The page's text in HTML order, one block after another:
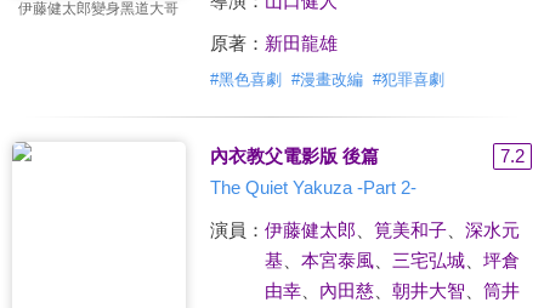
伊藤健太郎變身黑道大哥
原著： 新田龍雄
#黑色喜劇 #漫畫改編 #犯罪喜劇
內衣教父電影版 後篇
7.2
The Quiet Yakuza -Part 2-
演員： 伊藤健太郎 筧美和子、 深水元
基、 本宮泰風、 三宅弘城、 坪倉
由幸、 內田慈、 朝井大智
筒井